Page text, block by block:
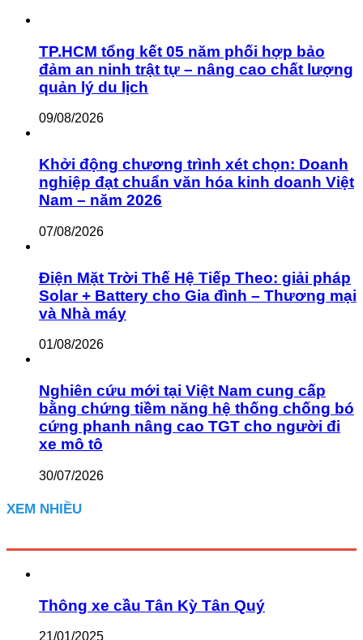
TP.HCM tổng kết 05 năm phối hợp bảo
đảm an ninh trật tự – nâng cao chất lượng
quản lý du lịch
09/08/2026
Khởi động chương trình xét chọn: Doanh
nghiệp đạt chuẩn văn hóa kinh doanh Việt
Nam – năm 2026
07/08/2026
Điện Mặt Trời Thế Hệ Tiếp Theo: giải pháp
Solar + Battery cho Gia đình – Thương mại
và Nhà máy
01/08/2026
Nghiên cứu mới tại Việt Nam cung cấp
bằng chứng tiềm năng hệ thống chống bó
cứng phanh nâng cao TGT cho người đi
xe mô tô
30/07/2026
XEM NHIỀU
Thông xe cầu Tân Kỳ Tân Quý
21/01/2025